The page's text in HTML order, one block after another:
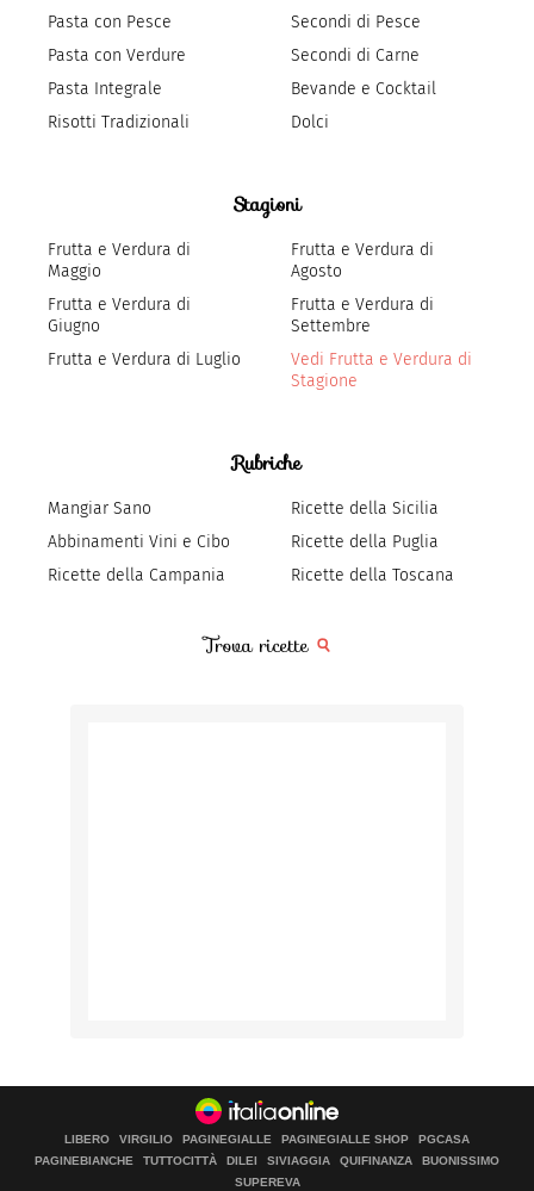
Pasta con Pesce
Pasta con Verdure
Pasta Integrale
Risotti Tradizionali
Secondi di Pesce
Secondi di Carne
Bevande e Cocktail
Dolci
Stagioni
Frutta e Verdura di
Maggio
Frutta e Verdura di
Giugno
Frutta e Verdura di Luglio
Frutta e Verdura di
Agosto
Frutta e Verdura di
Settembre
Vedi Frutta e Verdura di
Stagione
Rubriche
Mangiar Sano
Abbinamenti Vini e Cibo
Ricette della Campania
Ricette della Sicilia
Ricette della Puglia
Ricette della Toscana
Trova ricette
LIBERO VIRGILIO PAGINEGIALLE PAGINEGIALLE SHOP
PGCASA
PAGINEBIANCHE
TUTTOCITTÀ DILEI SIVIAGGIA QUIFINANZA
BUONISSIMO
SUPEREVA